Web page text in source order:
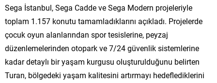
Sega İstanbul, Sega Cadde ve Sega Modern projeleriyle
toplam 1.157 konutu tamamladıklarını açıkladı. Projelerde
çocuk oyun alanlarından spor tesislerine, peyzaj
düzenlemelerinden otopark ve 7/24 güvenlik sistemlerine
kadar detaylı bir yaşam kurgusu oluşturulduğunu belirten
Turan, bölgedeki yaşam kalitesini artırmayı hedeflediklerini